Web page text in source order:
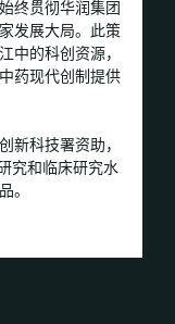
终贯彻华润集团
发展大局。此策
中的科创资源，
药现代创制提供
新科技署资助，
究和临床研究水
。